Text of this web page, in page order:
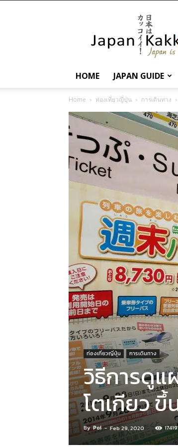
เกี่ยว
กับ
ญี่ปุ่น
และ
การ
เที่ยว
ญี่ปุ่น
HOME JAPAN GUIDE
Home ท่องเที่ยวญี่ปุ่น การเดินทาง
ท่องเที่ยวญี่ปุ่น การเดินทาง
วิธีการดูแ
โตเกียว
By Poi- Feb 29, 2020